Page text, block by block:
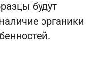
будут
органики